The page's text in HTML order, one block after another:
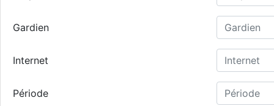
Gardien
Internet
Période